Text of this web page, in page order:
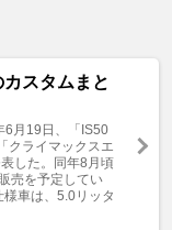
スタムまと
6月19日、「IS50
クライマックスエ
した。同年8月頃
売を予定してい
車は、5.0リッタ